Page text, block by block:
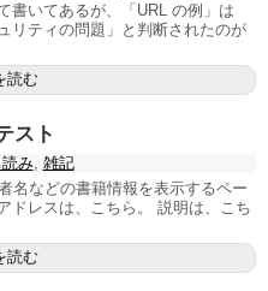
書いてあるが、「URL の例」は
リティの問題」と判断されたのが
読む
スト
み, 雑記
名などの書籍情報を表示するペー
ドレスは、こちら。 説明は、こち
読む